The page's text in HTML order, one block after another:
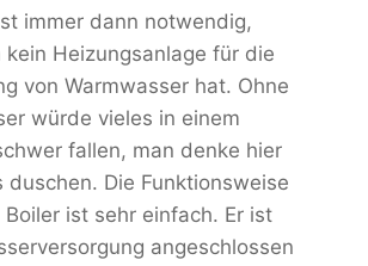
immer dann notwendig,
kein Heizungsanlage für die
von Warmwasser hat. Ohne
würde vieles in einem
fallen, man denke hier
duschen. Die Funktionsweise
Boiler ist sehr einfach. Er ist
angeschlossen